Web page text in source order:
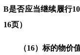
B是否应当继续履行
16页）
（16） 标的物价